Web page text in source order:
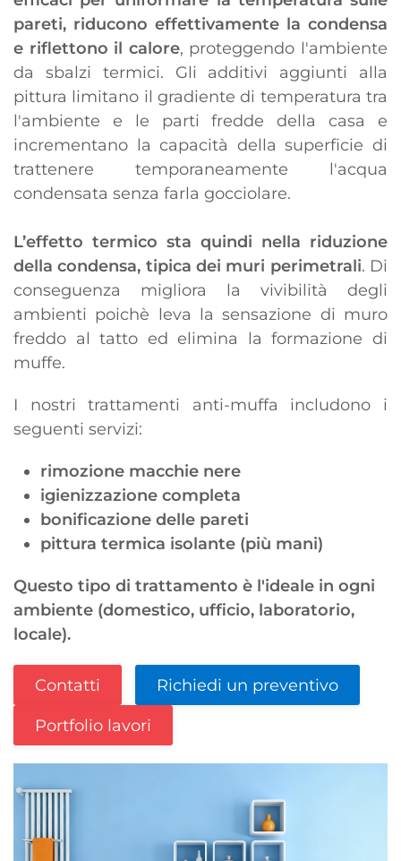
pareti, riducono effettivamente la condensa
e riflettono il calore, proteggendo l'ambiente
da sbalzi termici. Gli additivi aggiunti alla
pittura limitano il gradiente di temperatura tra
l'ambiente e le parti fredde della casa e
incrementano la capacità della superficie di
trattenere temporaneamente l'acqua
condensata senza farla gocciolare.
L’effetto termico sta quindi nella riduzione
della condensa, tipica dei muri perimetrali. Di
conseguenza migliora la vivibilità degli
ambienti poichè leva la sensazione di muro
freddo al tatto ed elimina la formazione di
muffe.
I nostri trattamenti anti-muffa includono i
seguenti servizi:
rimozione macchie nere
igienizzazione completa
bonificazione delle pareti
pittura termica isolante (più mani)
Questo tipo di trattamento è l'ideale in ogni
ambiente (domestico, ufficio, laboratorio,
locale).
Contatti Richiedi un preventivo
Portfolio lavori